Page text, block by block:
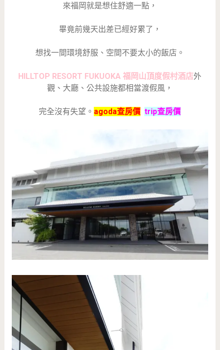
來福岡就是想住舒適一點，
畢竟前幾天出差已經好累了，
想找一間環境舒服、空間不要太小的飯店。
HILLTOP RESORT FUKUOKA 福岡山頂度假村酒店外
觀、大廳、公共設施都相當渡假風，
完全沒有失望。 agoda查房價 trip查房價